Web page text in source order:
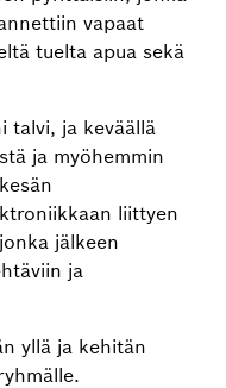
vapaat
tuelta apua sekä
talvi, ja keväällä
ja myöhemmin
liittyen
jälkeen
ja
yllä ja kehitän